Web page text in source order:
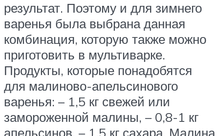
результат. Поэтому и для зимнего
варенья была выбрана данная
комбинация, которую также можно
приготовить в мультиварке.
Продукты, которые понадобятся
для малиново-апельсинового
варенья: – 1,5 кг свежей или
замороженной малины, – 0,8-1 кг
апельсинов, – 1,5 кг сахара. Малина